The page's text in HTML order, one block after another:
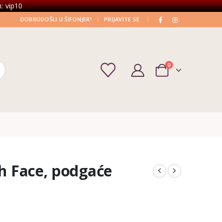
vip10
DOBRODOŠLI U ŠIFONJER! | PRIJAVITE SE |
0
Face, podgaće